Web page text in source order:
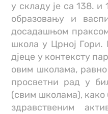
у складу је са 138.
образовању и
досадашњом
школа у Црној Гори.
дјеце у контексту
овим школама,
просветни рад у
(свим школама), како
здравственим